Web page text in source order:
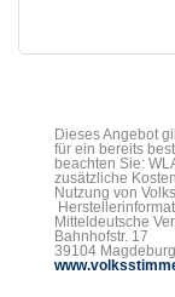
Dieses Angebot
für ein bereits
beachten Sie:
zusätzliche
Nutzung von
Mitteldeutsche
Bahnhofstr. 17
39104 Magdeburg